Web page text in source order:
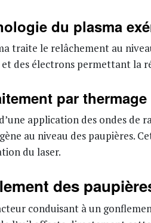
du plasma
traite le relâchement au
et des électrons permettant la
par thermage
application des ondes
au niveau des paupières.
du laser.
des
conduisant à un